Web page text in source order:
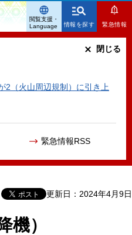
情報を探す 緊急情報
2（火山周辺規制）に引き上
緊急情報RSS
閉じる
閲覧支援・
Language
更新日：2024年4月9日
機）